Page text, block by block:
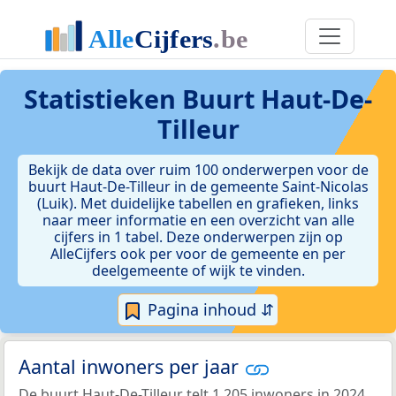
Statistieken Buurt Haut-De-
Tilleur
Bekijk de data over ruim 100 onderwerpen voor de
buurt Haut-De-Tilleur in de gemeente Saint-Nicolas
(Luik). Met duidelijke tabellen en grafieken, links
naar meer informatie en een overzicht van alle
cijfers in 1 tabel. Deze onderwerpen zijn op
AlleCijfers ook per voor de gemeente en per
deelgemeente of wijk te vinden.
Pagina inhoud ⇵
Aantal inwoners per jaar